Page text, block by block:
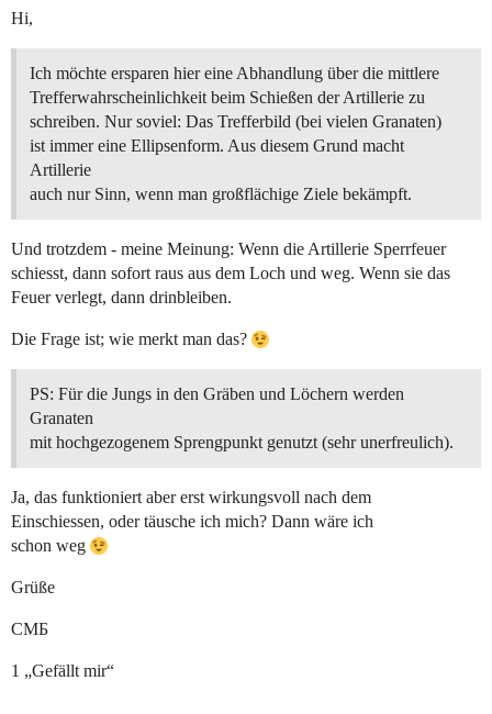
Hi,
Ich möchte ersparen hier eine Abhandlung über die mittlere
Trefferwahrscheinlichkeit beim Schießen der Artillerie zu
schreiben. Nur soviel: Das Trefferbild (bei vielen Granaten)
ist immer eine Ellipsenform. Aus diesem Grund macht
Artillerie
auch nur Sinn, wenn man großflächige Ziele bekämpft.
Und trotzdem - meine Meinung: Wenn die Artillerie Sperrfeuer
schiesst, dann sofort raus aus dem Loch und weg. Wenn sie das
Feuer verlegt, dann drinbleiben.
Die Frage ist; wie merkt man das?
PS: Für die Jungs in den Gräben und Löchern werden
Granaten
mit hochgezogenem Sprengpunkt genutzt (sehr unerfreulich).
Ja, das funktioniert aber erst wirkungsvoll nach dem
Einschiessen, oder täusche ich mich? Dann wäre ich
schon weg
Grüße
CMБ
1 „Gefällt mir“